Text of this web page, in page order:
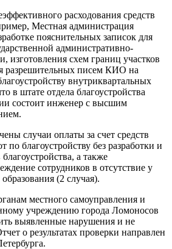
расходования средств
Местная администрация
пояснительных записок для
административно-
изготовления схем границ участков
разрешительных писем КИО на
внутриквартальных
в штате отдела благоустройства
состоит инженер с высшим
случаи оплаты за счет средств
по благоустройству без разработки и
а также
сотрудников в отсутствие у
(2 случая).
местного самоуправления и
учреждению города Ломоносов
выявленные нарушения и не
о результатах проверки направлен